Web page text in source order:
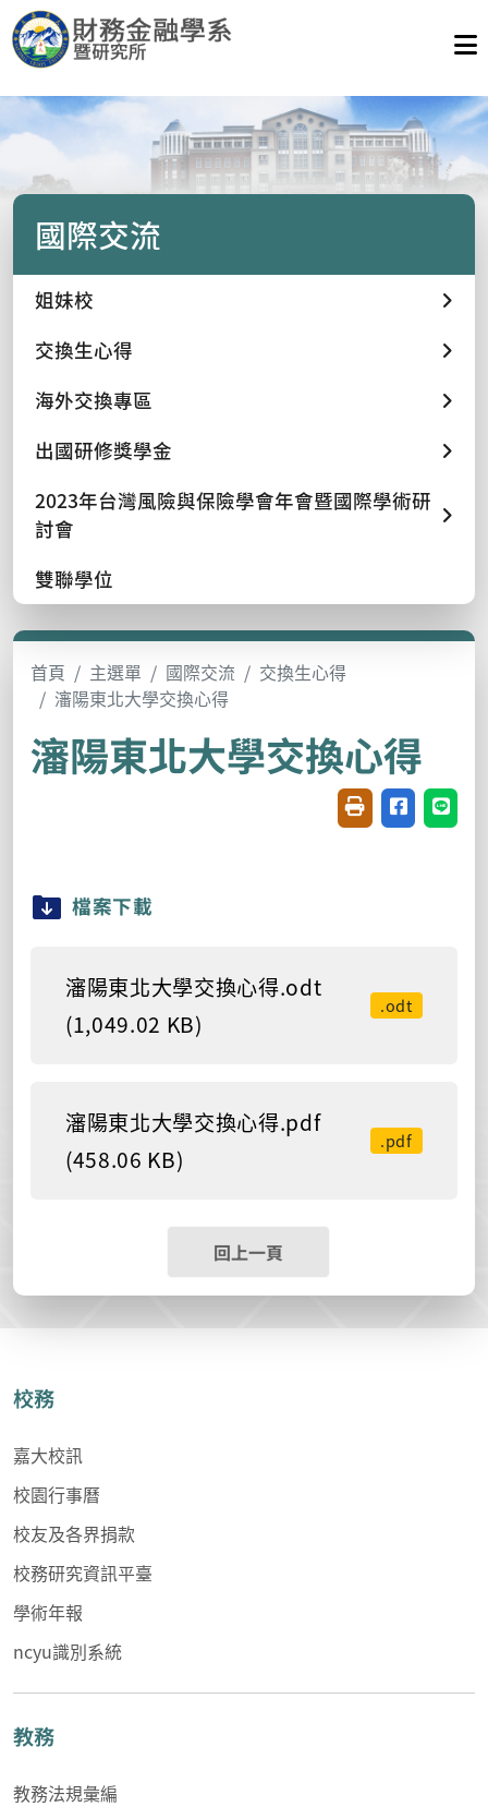
國際交流
姐妹校
交換生心得
海外交換專區
出國研修獎學金
2023年台灣風險與保險學會年會暨國際學術研
討會
雙聯學位
首頁 主選單 國際交流
交換生心得
瀋陽東北大學交換心得
瀋陽東北大學交換心得
友善列印(開新視
分享至臉書
分享
檔案下載
瀋陽東北大學交換心得.odt
(1,049.02 KB)
.odt
瀋陽東北大學交換心得.pdf
(458.06 KB)
.pdf
回上一頁
校務
嘉大校訊
校園行事曆
校友及各界捐款
校務研究資訊平臺
學術年報
ncyu識別系統
教務
教務法規彙編